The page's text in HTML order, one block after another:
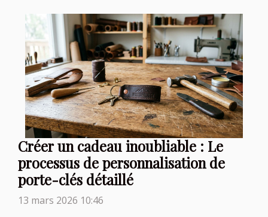
Créer un cadeau inoubliable : Le
processus de personnalisation de
porte-clés détaillé
13 mars 2026 10:46